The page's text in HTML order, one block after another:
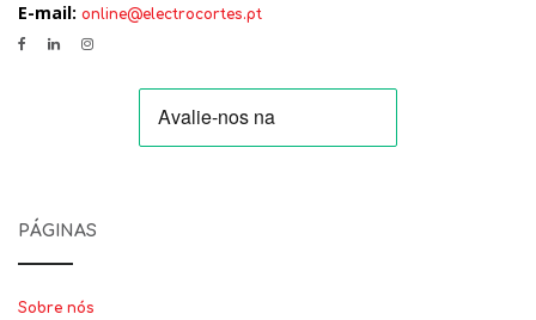
E-mail: online@electrocortes.pt
PÁGINAS
Sobre nós